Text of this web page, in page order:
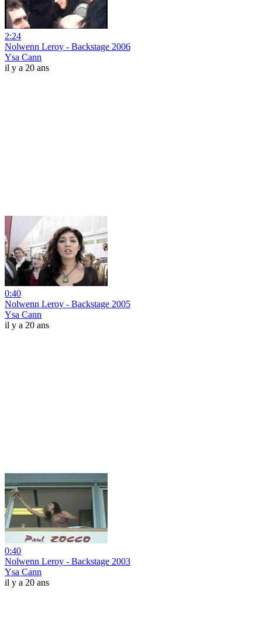
2:24
Nolwenn Leroy - Backstage 2006
Ysa Cann
il y a 20 ans
0:40
Nolwenn Leroy - Backstage 2005
Ysa Cann
il y a 20 ans
0:40
Nolwenn Leroy - Backstage 2003
Ysa Cann
il y a 20 ans